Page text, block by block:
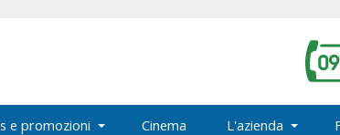
e promozioni Cinema L'azienda